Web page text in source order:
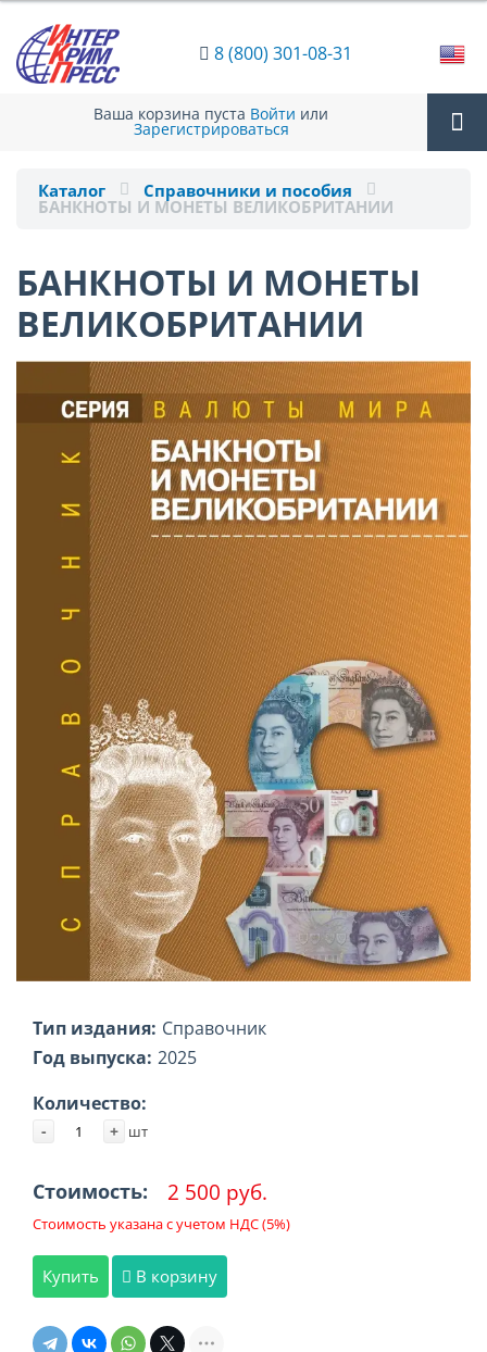
8 (800) 301-08-31
Ваша корзина пуста Войти или
Зарегистрироваться
Каталог Справочники и пособия
БАНКНОТЫ И МОНЕТЫ ВЕЛИКОБРИТАНИИ
БАНКНОТЫ И МОНЕТЫ
ВЕЛИКОБРИТАНИИ
Тип издания: Справочник
Год выпуска: 2025
Количество:
- + шт
Стоимость: 2 500 руб.
Стоимость указана с учетом НДС (5%)
Купить В корзину